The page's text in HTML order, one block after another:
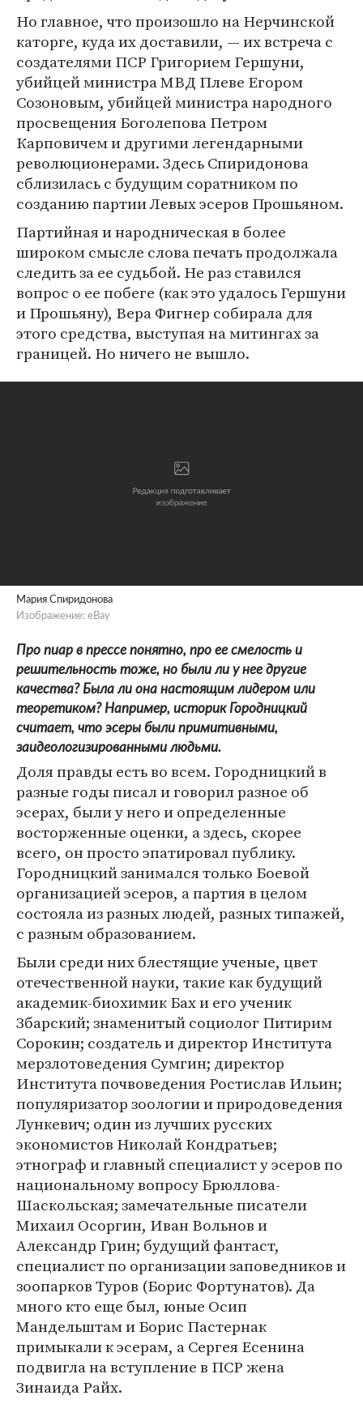
Но главное, что произошло на Нерчинской
каторге, куда их доставили, — их встреча с
создателями ПСР Григорием Гершуни,
убийцей министра МВД Плеве Егором
Созоновым, убийцей министра народного
просвещения Боголепова Петром
Карповичем и другими легендарными
революционерами. Здесь Спиридонова
сблизилась с будущим соратником по
созданию партии Левых эсеров Прошьяном.
Партийная и народническая в более
широком смысле слова печать продолжала
следить за ее судьбой. Не раз ставился
вопрос о ее побеге (как это удалось Гершуни
и Прошьяну), Вера Фигнер собирала для
этого средства, выступая на митингах за
границей. Но ничего не вышло.
Мария Спиридонова
Изображение: eBay
Про пиар в прессе понятно, про ее смелость и
решительность тоже, но были ли у нее другие
качества? Была ли она настоящим лидером или
теоретиком? Например, историк Городницкий
считает, что эсеры были примитивными,
заидеологизированными людьми.
Доля правды есть во всем. Городницкий в
разные годы писал и говорил разное об
эсерах, были у него и определенные
восторженные оценки, а здесь, скорее
всего, он просто эпатировал публику.
Городницкий занимался только Боевой
организацией эсеров, а партия в целом
состояла из разных людей, разных типажей,
с разным образованием.
Были среди них блестящие ученые, цвет
отечественной науки, такие как будущий
академик-биохимик Бах и его ученик
Збарский; знаменитый социолог Питирим
Сорокин; создатель и директор Института
мерзлотоведения Сумгин; директор
Института почвоведения Ростислав Ильин;
популяризатор зоологии и природоведения
Лункевич; один из лучших русских
экономистов Николай Кондратьев;
этнограф и главный специалист у эсеров по
национальному вопросу Брюллова-
Шаскольская; замечательные писатели
Михаил Осоргин, Иван Вольнов и
Александр Грин; будущий фантаст,
специалист по организации заповедников и
зоопарков Туров (Борис Фортунатов). Да
много кто еще был, юные Осип
Мандельштам и Борис Пастернак
примыкали к эсерам, а Сергея Есенина
подвигла на вступление в ПСР жена
Зинаида Райх.